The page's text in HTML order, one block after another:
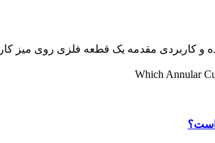
کاربردی مقدمه یک قطعه فلزی روی میز
است؟